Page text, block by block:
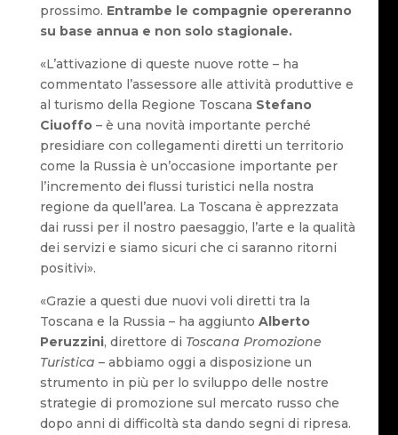
prossimo. Entrambe le compagnie opereranno
su base annua e non solo stagionale.
«L’attivazione di queste nuove rotte – ha
commentato l’assessore alle attività produttive e
al turismo della Regione Toscana Stefano
Ciuoffo– è una novità importante perché
presidiare con collegamenti diretti un territorio
come la Russia è un’occasione importante per
l’incremento dei flussi turistici nella nostra
regione da quell’area. La Toscana è apprezzata
dai russi per il nostro paesaggio, l’arte e la qualità
dei servizi e siamo sicuri che ci saranno ritorni
positivi».
«Grazie a questi due nuovi voli diretti tra la
Toscana e la Russia – ha aggiunto Alberto
Peruzzini, direttore di Toscana Promozione
Turistica – abbiamo oggi a disposizione un
strumento in più per lo sviluppo delle nostre
strategie di promozione sul mercato russo che
dopo anni di difficoltà sta dando segni di ripresa.